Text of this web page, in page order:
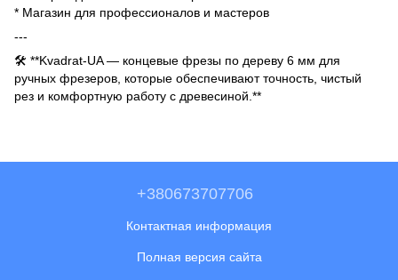
* Магазин для профессионалов и мастеров
---
🛠 **Kvadrat-UA — концевые фрезы по дереву 6 мм для
ручных фрезеров, которые обеспечивают точность, чистый
рез и комфортную работу с древесиной.**
+380673707706
Контактная информация
Полная версия сайта